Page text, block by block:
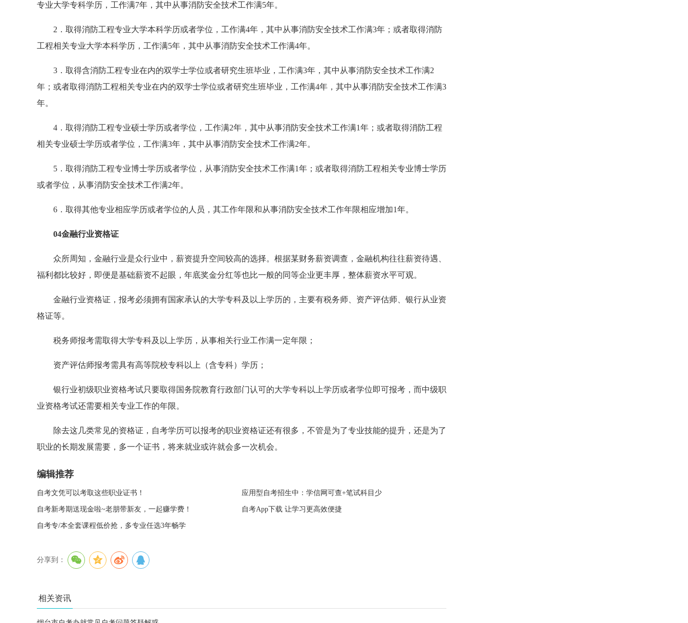
专业大学专科学历，工作满7年，其中从事消防安全技术工作满5年。
2．取得消防工程专业大学本科学历或者学位，工作满4年，其中从事消防安全技术工作满3年；或者取得消防
工程相关专业大学本科学历，工作满5年，其中从事消防安全技术工作满4年。
3．取得含消防工程专业在内的双学士学位或者研究生班毕业，工作满3年，其中从事消防安全技术工作满2
年；或者取得消防工程相关专业在内的双学士学位或者研究生班毕业，工作满4年，其中从事消防安全技术工作满3
年。
4．取得消防工程专业硕士学历或者学位，工作满2年，其中从事消防安全技术工作满1年；或者取得消防工程
相关专业硕士学历或者学位，工作满3年，其中从事消防安全技术工作满2年。
5．取得消防工程专业博士学历或者学位，从事消防安全技术工作满1年；或者取得消防工程相关专业博士学历
或者学位，从事消防安全技术工作满2年。
6．取得其他专业相应学历或者学位的人员，其工作年限和从事消防安全技术工作年限相应增加1年。
04金融行业资格证
众所周知，金融行业是众行业中，薪资提升空间较高的选择。根据某财务薪资调查，金融机构往往薪资待遇、
福利都比较好，即便是基础薪资不起眼，年底奖金分红等也比一般的同等企业更丰厚，整体薪资水平可观。
金融行业资格证，报考必须拥有国家承认的大学专科及以上学历的，主要有税务师、资产评估师、银行从业资
格证等。
税务师报考需取得大学专科及以上学历，从事相关行业工作满一定年限；
资产评估师报考需具有高等院校专科以上（含专科）学历；
银行业初级职业资格考试只要取得国务院教育行政部门认可的大学专科以上学历或者学位即可报考，而中级职
业资格考试还需要相关专业工作的年限。
除去这几类常见的资格证，自考学历可以报考的职业资格证还有很多，不管是为了专业技能的提升，还是为了
职业的长期发展需要，多一个证书，将来就业或许就会多一次机会。
编辑推荐
自考文凭可以考取这些职业证书！ 应用型自考招生中：学信网可查+笔试科目少
自考新考期送现金啦~老朋带新友，一起赚学费！ 自考App下载 让学习更高效便捷
自考专/本全套课程低价抢，多专业任选3年畅学
分享到：
相关资讯